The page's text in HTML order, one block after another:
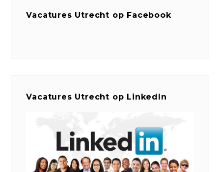
Vacatures Utrecht op Facebook
Vacatures Utrecht op LinkedIn